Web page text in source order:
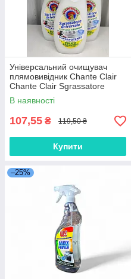
Універсальний очищувач
плямовивідник Chante Clair
Chante Clair Sgrassatore
Сграсаторе Лимон ,600 мл
В наявності
107,55 ₴ 119,50 ₴
Купити
–25%